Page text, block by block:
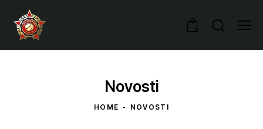
0
Novosti
HOME NOVOSTI